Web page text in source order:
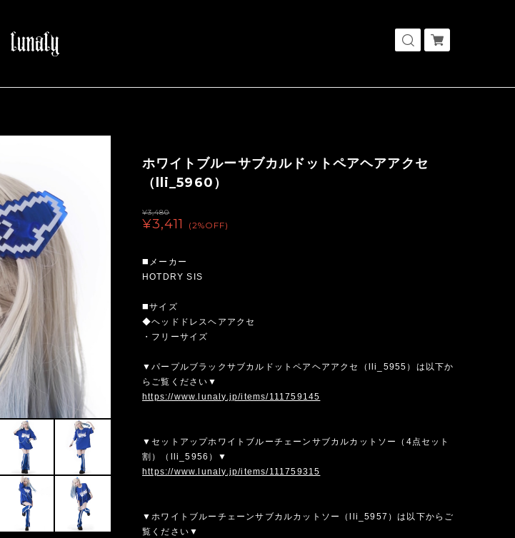
ホワイトブルーサブカルドットペアヘアアクセ
（lli_5960）
¥3,480
¥3,411 (2%OFF)
◼️メーカー
HOTDRY SIS
◼️サイズ
◆ヘッドドレスヘアアクセ
・フリーサイズ
▼パープルブラックサブカルドットペアヘアアクセ（lli_5955）は以下か
らご覧ください▼
https://www.lunaly.jp/items/111759145
▼セットアップホワイトブルーチェーンサブカルカットソー（4点セット
割）（lli_5956）▼
https://www.lunaly.jp/items/111759315
▼ホワイトブルーチェーンサブカルカットソー（lli_5957）は以下からご
覧ください▼